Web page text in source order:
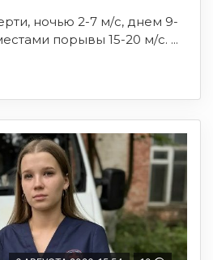
ночью 2-7 м/с, днем 9-
порывы 15-20 м/с. ...